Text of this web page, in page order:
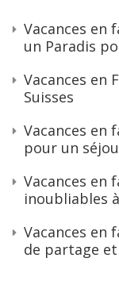
Vacances en
un Paradis
Vacances en
Suisses
Vacances en
pour un
Vacances en
inoubliables
Vacances en
de partage